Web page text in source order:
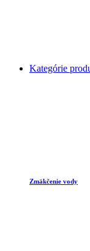
Kategórie
Zmäkčenie vody